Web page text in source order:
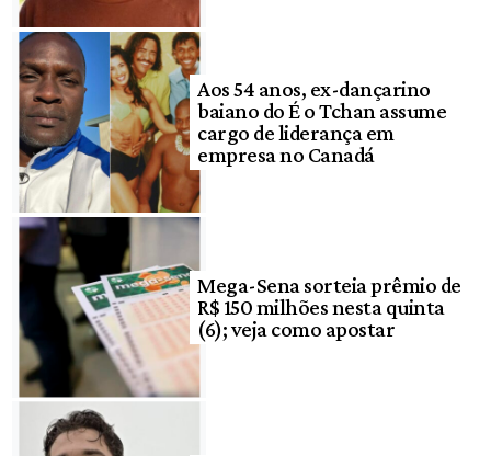
Aos 54 anos, ex-dançarino
baiano do É o Tchan assume
cargo de liderança em
empresa no Canadá
Mega-Sena sorteia prêmio de
R$ 150 milhões nesta quinta
(6); veja como apostar